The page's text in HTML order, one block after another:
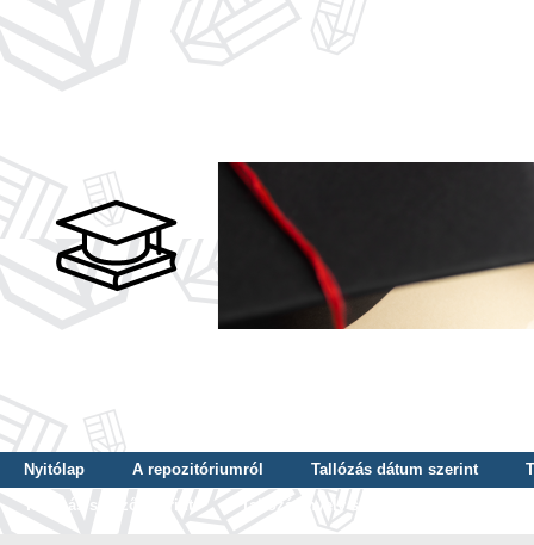
Nyitólap A repozitóriumról Tallózás dátum szerint
Tallózás szerző szerint
Tallózás nyelv szerint